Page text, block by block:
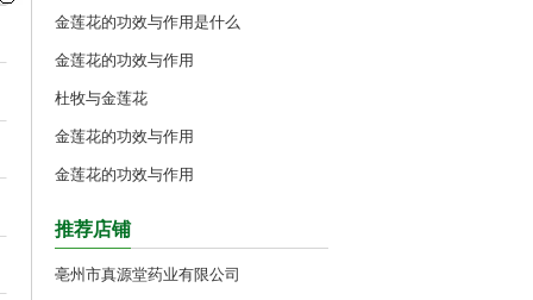
金莲花的功效与作用是什么
金莲花的功效与作用
杜牧与金莲花
金莲花的功效与作用
金莲花的功效与作用
推荐店铺
亳州市真源堂药业有限公司